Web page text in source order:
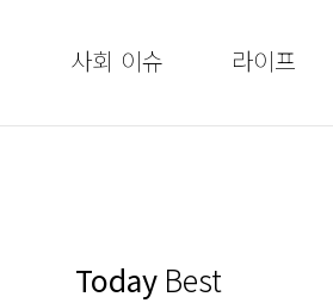
사회 이슈 라이프
Today Best